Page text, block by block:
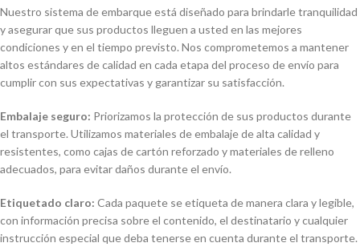
Nuestro sistema de embarque está diseñado para brindarle tranquilidad
y asegurar que sus productos lleguen a usted en las mejores
condiciones y en el tiempo previsto. Nos comprometemos a mantener
altos estándares de calidad en cada etapa del proceso de envío para
cumplir con sus expectativas y garantizar su satisfacción.
Embalaje seguro: Priorizamos la protección de sus productos durante
el transporte. Utilizamos materiales de embalaje de alta calidad y
resistentes, como cajas de cartón reforzado y materiales de relleno
adecuados, para evitar daños durante el envío.
Etiquetado claro: Cada paquete se etiqueta de manera clara y legible,
con información precisa sobre el contenido, el destinatario y cualquier
instrucción especial que deba tenerse en cuenta durante el transporte.